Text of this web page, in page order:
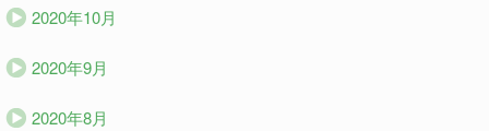
2020年10月
2020年9月
2020年8月